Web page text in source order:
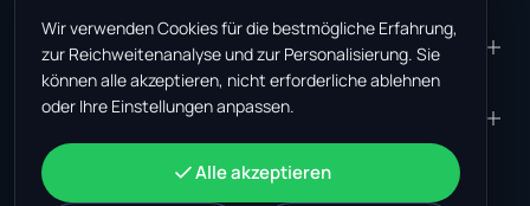
PRODUKT
Marktplatz
Materialien — Verkauf
Materialien — Kauf
Jobs (USA)
RESOURCES
Supplier Academy
Trust & Safety
Schrottmarkt Mexiko
UNTERNEHMEN
Über uns
Support
RECHTLICHES
Datenschutz
KONTO
Anmelden
Wir verwenden Cookies für die bestmögliche Erfahrung,
zur Reichweitenanalyse und zur Personalisierung. Sie
können alle akzeptieren, nicht erforderliche ablehnen
oder Ihre Einstellungen anpassen.
Alle akzeptieren